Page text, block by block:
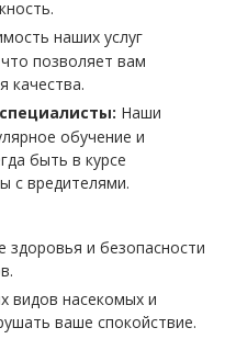
наших услуг
позволяет вам
качества.
Наши
обучение и
быть в курсе
с вредителями.
здоровья и безопасности
видов насекомых и
ваше спокойствие.